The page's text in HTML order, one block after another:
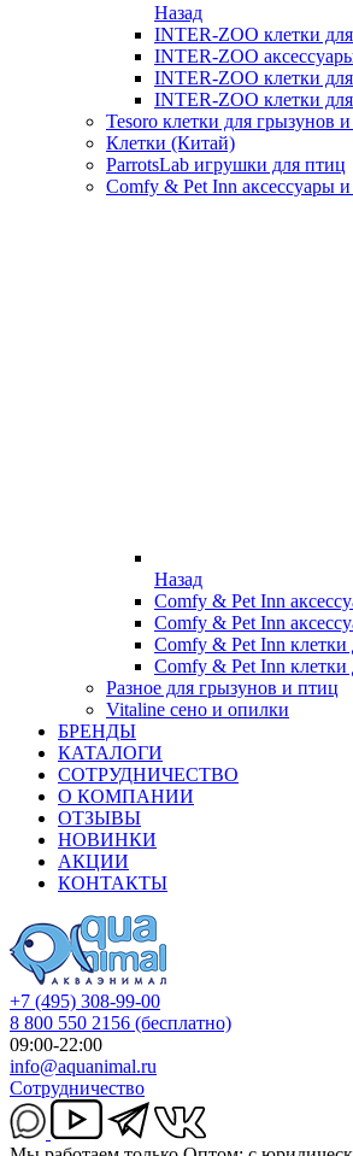
Назад
INTER-ZOO клетки
INTER-ZOO
INTER-ZOO клетки
INTER-ZOO клетки
Tesoro клетки для грызунов
Клетки (Китай)
ParrotsLab игрушки для птиц
Comfy & Pet Inn аксессуары и
Назад
Comfy & Pet Inn
Comfy & Pet Inn
Comfy & Pet Inn клетки
Comfy & Pet Inn клетки
Разное для грызунов и птиц
Vitaline сено и опилки
БРЕНДЫ
КАТАЛОГИ
СОТРУДНИЧЕСТВО
О КОМПАНИИ
ОТЗЫВЫ
НОВИНКИ
АКЦИИ
КОНТАКТЫ
+7 (495) 308-99-00
8 800 550 2156 (бесплатно)
09:00-22:00
info@aquanimal.ru
Сотрудничество